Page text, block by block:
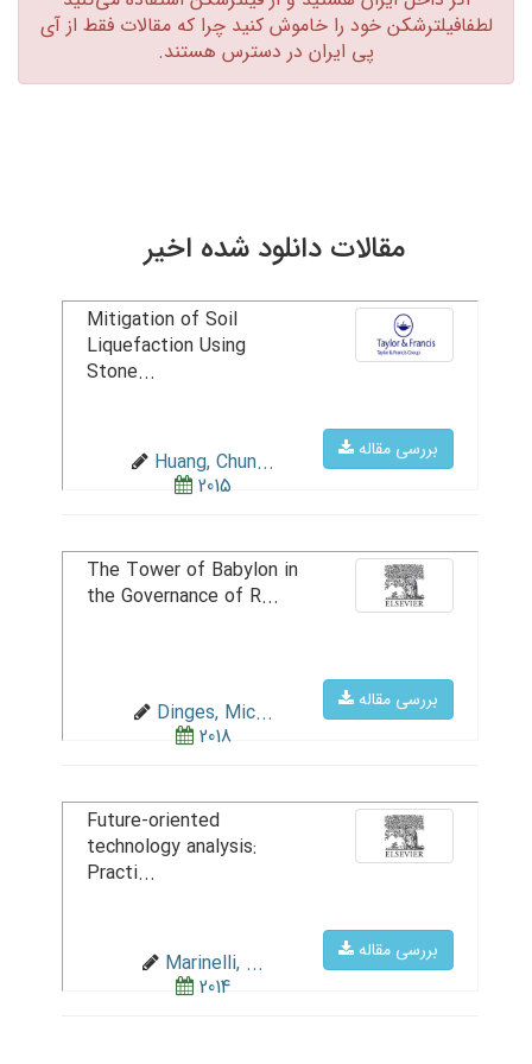
لطفافیلترشکن خود را خاموش کنید چرا که مقالات فقط از آی
پی ایران در دسترس هستند.‏
مقالات دانلود شده اخیر
بررسی مقاله
Mitigation of Soil
Liquefaction Using
Stone...
Huang, Chun...
2015
بررسی مقاله
The Tower of Babylon in
the Governance of R...
Dinges, Mic...
2018
بررسی مقاله
Future-oriented
technology analysis:
Practi...
Marinelli, ...
2014